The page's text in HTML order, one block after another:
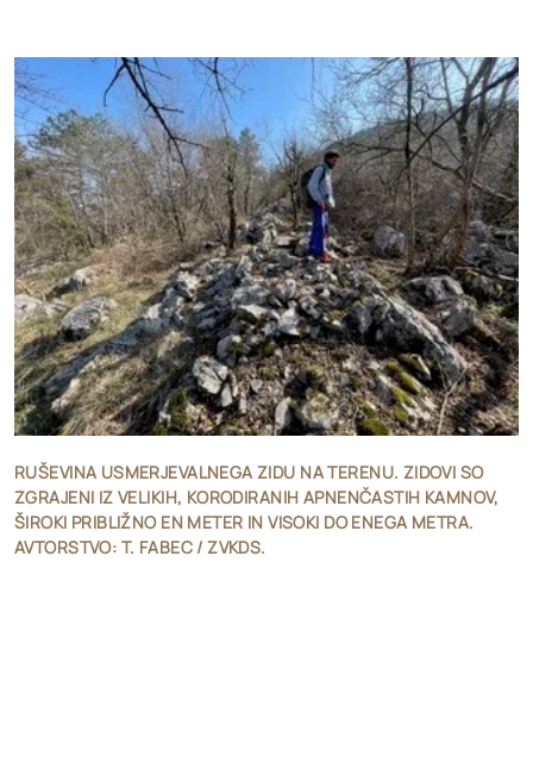
RUŠEVINA USMERJEVALNEGA ZIDU NA TERENU. ZIDOVI SO
ZGRAJENI IZ VELIKIH, KORODIRANIH APNENČASTIH KAMNOV,
ŠIROKI PRIBLIŽNO EN METER IN VISOKI DO ENEGA METRA.
AVTORSTVO: T. FABEC / ZVKDS.